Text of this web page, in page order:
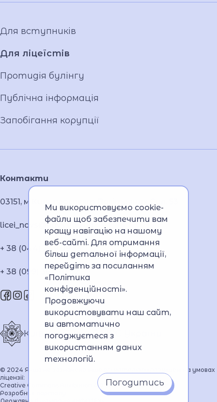
Контакти
03151, м.Київ, проспект Повітряних Сил, 53
licei_navs@navs.edu.ua
+ 38 (044) 249 09 53;
+ 38 (099) 363 70 92
Київський ліцей МВС України
© 2024 Якщо не зазначено інше всі матеріали розміщені на умовах
ліцензії:
Creative Commons Attribution 4.0 International license
Розробник порталу:
Для вступників
Для ліцеїстів
Протидія булінгу
Публічна інформація
Запобігання корупції
Ми використовуємо cookie-
файли щоб забезпечити вам
кращу навігацію на нашому
веб-сайті. Для отримання
більш детальної інформації,
перейдіть за посиланням
«Політика
конфіденційності».
Продовжуючи
використовувати наш сайт,
ви автоматично
погоджуєтеся з
використанням даних
технологій.
Погодитись